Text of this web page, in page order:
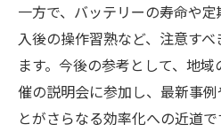
一方で、バッテリーの寿命や
入後の操作習熟など、注意す
ます。今後の参考として、地
催の説明会に参加し、最新事
とがさらなる効率化への近道で